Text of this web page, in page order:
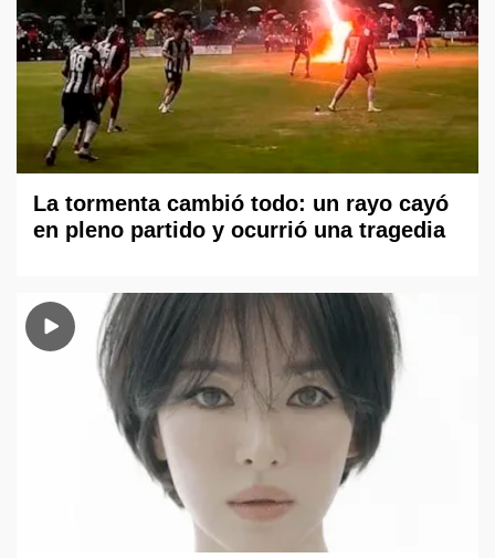
La tormenta cambió todo: un rayo cayó
en pleno partido y ocurrió una tragedia